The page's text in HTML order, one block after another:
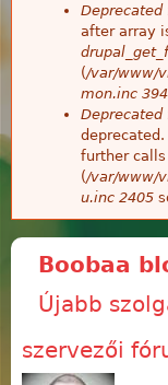
Deprecated
after array
(/var/www/
mon.inc 394
Deprecated
further calls
(/var/www/
u.inc 2405
Boobaa
Újabb
szervezői